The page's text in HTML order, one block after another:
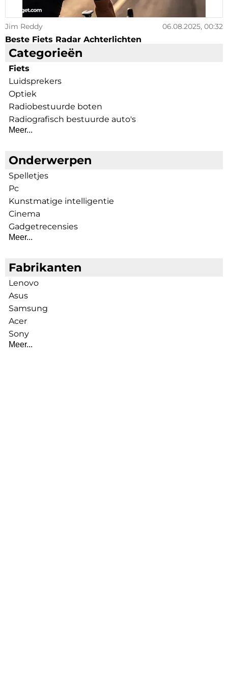
Jim Reddy 06.08.2025, 00:32
Beste Fiets Radar Achterlichten
Categorieën
Fiets
Luidsprekers
Optiek
Radiobestuurde boten
Radiografisch bestuurde auto's
Meer...
Onderwerpen
Spelletjes
Pc
Kunstmatige intelligentie
Cinema
Gadgetrecensies
Meer...
Fabrikanten
Lenovo
Asus
Samsung
Acer
Sony
Meer...